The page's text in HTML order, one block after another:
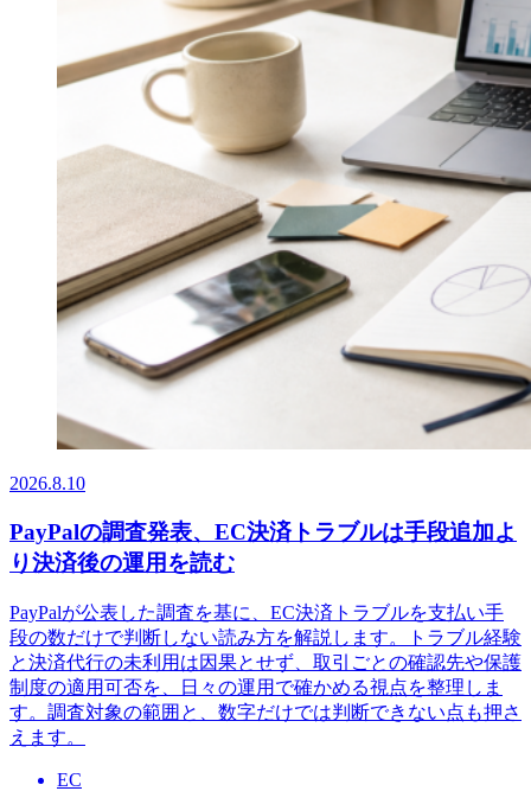
2026.8.10
PayPalの調査発表、EC決済トラブルは手段追加よ
り決済後の運用を読む
PayPalが公表した調査を基に、EC決済トラブルを支払い手
段の数だけで判断しない読み方を解説します。トラブル経験
と決済代行の未利用は因果とせず、取引ごとの確認先や保護
制度の適用可否を、日々の運用で確かめる視点を整理しま
す。調査対象の範囲と、数字だけでは判断できない点も押さ
えます。
EC